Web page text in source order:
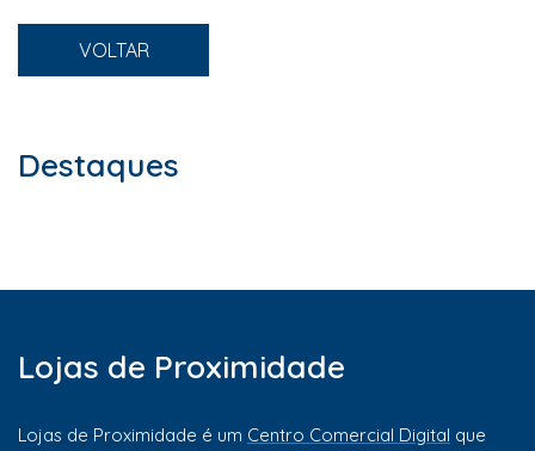
VOLTAR
Destaques
Lojas de Proximidade
Lojas de Proximidade é um Centro Comercial Digital que